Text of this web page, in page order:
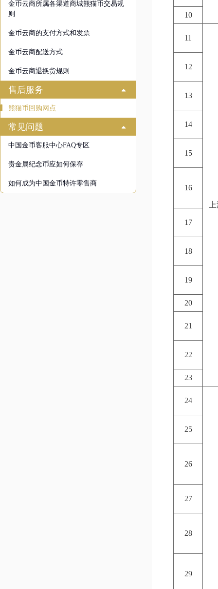
金币云商所属各渠道商城熊猫币交易规
则
金币云商的支付方式和发票
金币云商配送方式
金币云商退换货规则
售后服务
熊猫币回购网点
常见问题
中国金币客服中心FAQ专区
贵金属纪念币应如何保存
如何成为中国金币特许零售商
10
11
12
13
14
15
16
17
18
19
20
21
22
23
24
25
26
27
28
29